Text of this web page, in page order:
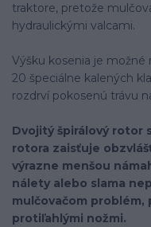
traktore, pretože
hydraulickými valcami.
Výšku kosenia je
20 špeciálne kalených
rozdrví pokosenú trávu
Dvojitý špirálový rotor
rotora zaisťuje
výrazne menšou
nálety alebo slama
mulčovačom problém,
protiľahlými nožmi.